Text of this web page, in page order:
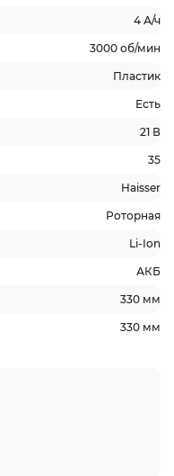
4 А/ч
3000 об/мин
Пластик
Есть
21 В
35
Haisser
Роторная
Li-Ion
АКБ
330 мм
330 мм